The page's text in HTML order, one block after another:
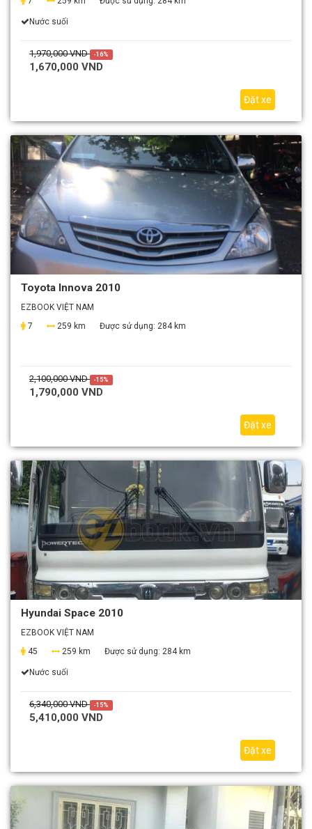
Nước suối
1,970,000 VND -16%
1,670,000 VND
Đặt xe
Toyota Innova 2010
EZBOOK VIỆT NAM
7
259 km Được sử dụng: 284 km
2,100,000 VND -15%
1,790,000 VND
Đặt xe
Hyundai Space 2010
EZBOOK VIỆT NAM
45
259 km Được sử dụng: 284 km
Nước suối
6,340,000 VND -15%
5,410,000 VND
Đặt xe